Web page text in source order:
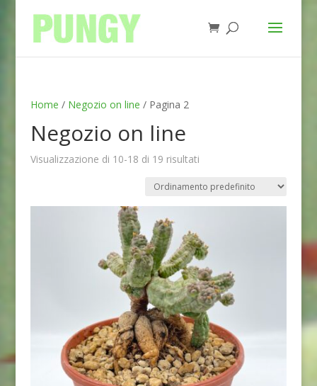
Home / Negozio on line / Pagina 2
Negozio on line
Visualizzazione di 10-18 di 19 risultati